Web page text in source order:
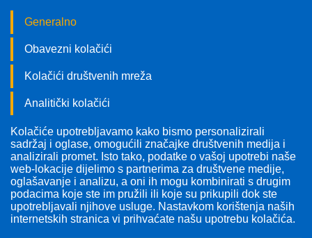
Pratite nas!
Generalno
Obavezni kolačići
Kolačići društvenih mreža
Analitički kolačići
Kolačiće upotrebljavamo kako bismo personalizirali
sadržaj i oglase, omogućili značajke društvenih medija i
analizirali promet. Isto tako, podatke o vašoj upotrebi naše
web-lokacije dijelimo s partnerima za društvene medije,
oglašavanje i analizu, a oni ih mogu kombinirati s drugim
podacima koje ste im pružili ili koje su prikupili dok ste
upotrebljavali njihove usluge. Nastavkom korištenja naših
internetskih stranica vi prihvaćate našu upotrebu kolačića.